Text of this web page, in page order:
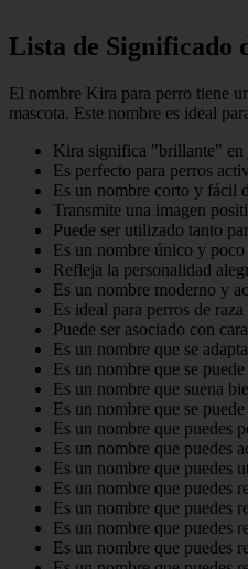
Lista de Significado
El nombre Kira para perro tiene
mascota. Este nombre es ideal
Kira significa "brillante" en
Es perfecto para perros
Es un nombre corto y fácil
Transmite una imagen
Puede ser utilizado tanto
Es un nombre único y poco
Refleja la personalidad
Es un nombre moderno y
Es ideal para perros de raza
Puede ser asociado con
Es un nombre que se
Es un nombre que se
Es un nombre que suena
Es un nombre que se
Es un nombre que puedes
Es un nombre que puedes
Es un nombre que puedes
Es un nombre que puedes
Es un nombre que puedes
Es un nombre que puedes
Es un nombre que puedes